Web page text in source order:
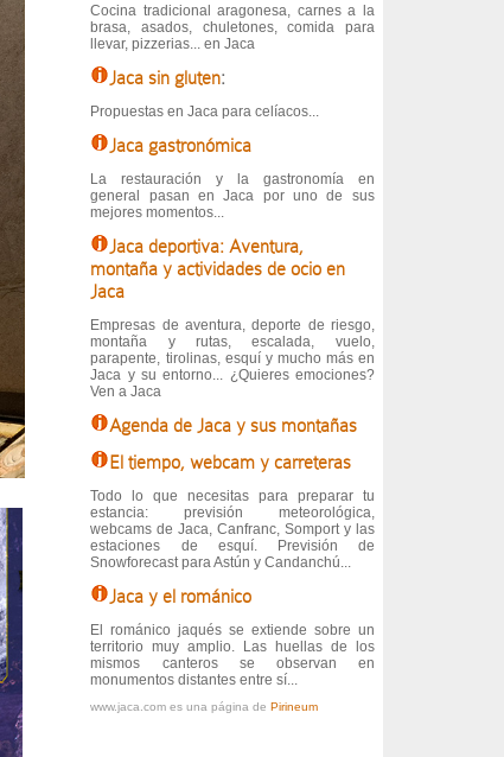
Cocina tradicional aragonesa, carnes a la
brasa, asados, chuletones, comida para
llevar, pizzerias... en Jaca
Jaca sin gluten:
Propuestas en Jaca para celíacos...
Jaca gastronómica
La restauración y la gastronomía en
general pasan en Jaca por uno de sus
mejores momentos...
Jaca deportiva: Aventura,
montaña y actividades de ocio en
Jaca
Empresas de aventura, deporte de riesgo,
montaña y rutas, escalada, vuelo,
parapente, tirolinas, esquí y mucho más en
Jaca y su entorno... ¿Quieres emociones?
Ven a Jaca
Agenda de Jaca y sus montañas
El tiempo, webcam y carreteras
Todo lo que necesitas para preparar tu
estancia: previsión meteorológica,
webcams de Jaca, Canfranc, Somport y las
estaciones de esquí. Previsión de
Snowforecast para Astún y Candanchú...
Jaca y el románico
El románico jaqués se extiende sobre un
territorio muy amplio. Las huellas de los
mismos canteros se observan en
monumentos distantes entre sí...
www.jaca.com es una página dePirineum